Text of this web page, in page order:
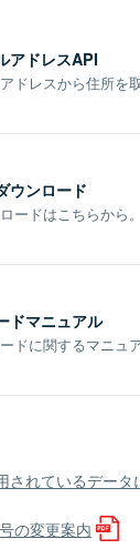
アドレスAPI
ドレスから住所を
ウンロード
ードはこちらから
ドマニュアル
ドに関するマニュ
されているデータ
の変更案内